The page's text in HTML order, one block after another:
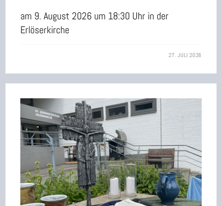
am 9. August 2026 um 18:30 Uhr in der
Erlöserkirche
27. JULI 2026